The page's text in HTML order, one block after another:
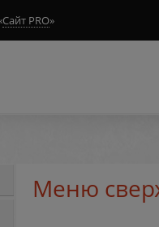
Меню
Сайт PRO»